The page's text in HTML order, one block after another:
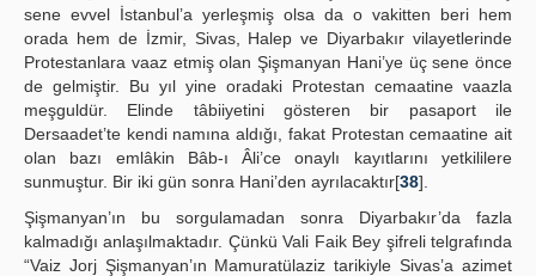
sene evvel İstanbul’a yerleşmiş olsa da o vakitten beri hem
orada hem de İzmir, Sivas, Halep ve Diyarbakır vilayetlerinde
Protestanlara vaaz etmiş olan Şişmanyan Hani’ye üç sene önce
de gelmiştir. Bu yıl yine oradaki Protestan cemaatine vaazla
meşguldür. Elinde tâbiiyetini gösteren bir pasaport ile
Dersaadet’te kendi namına aldığı, fakat Protestan cemaatine ait
olan bazı emlâkin Bâb-ı Âli’ce onaylı kayıtlarını yetkililere
sunmuştur. Bir iki gün sonra Hani’den ayrılacaktır[38].
Şişmanyan’ın bu sorgulamadan sonra Diyarbakır’da fazla
kalmadığı anlaşılmaktadır. Çünkü Vali Faik Bey şifreli telgrafında
“Vaiz Jorj Şişmanyan’ın Mamuratülaziz tarikiyle Sivas’a azimet